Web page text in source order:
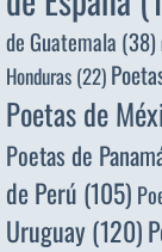
de Guatemala (38)
Honduras (22)
Poetas de
Poetas de
de Perú (105)
Uruguay(120)